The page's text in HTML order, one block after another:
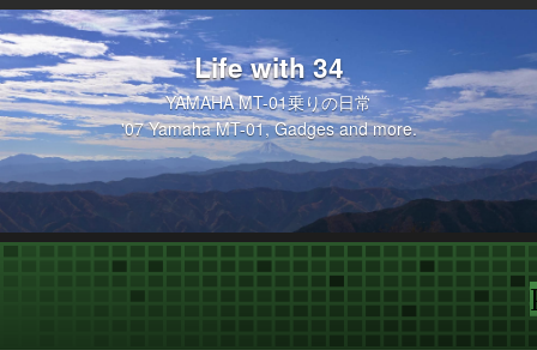
Life with 34
YAMAHA MT-01乗りの日常
'07 Yamaha MT-01, Gadges and more.